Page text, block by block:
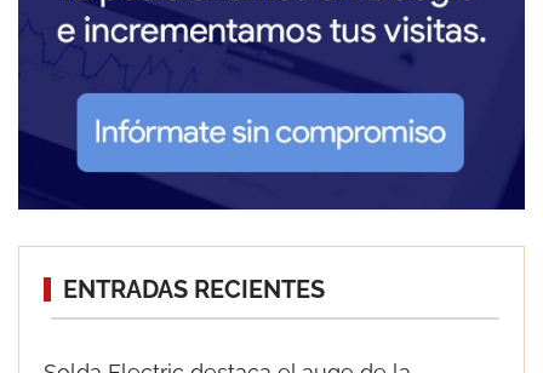
ENTRADAS RECIENTES